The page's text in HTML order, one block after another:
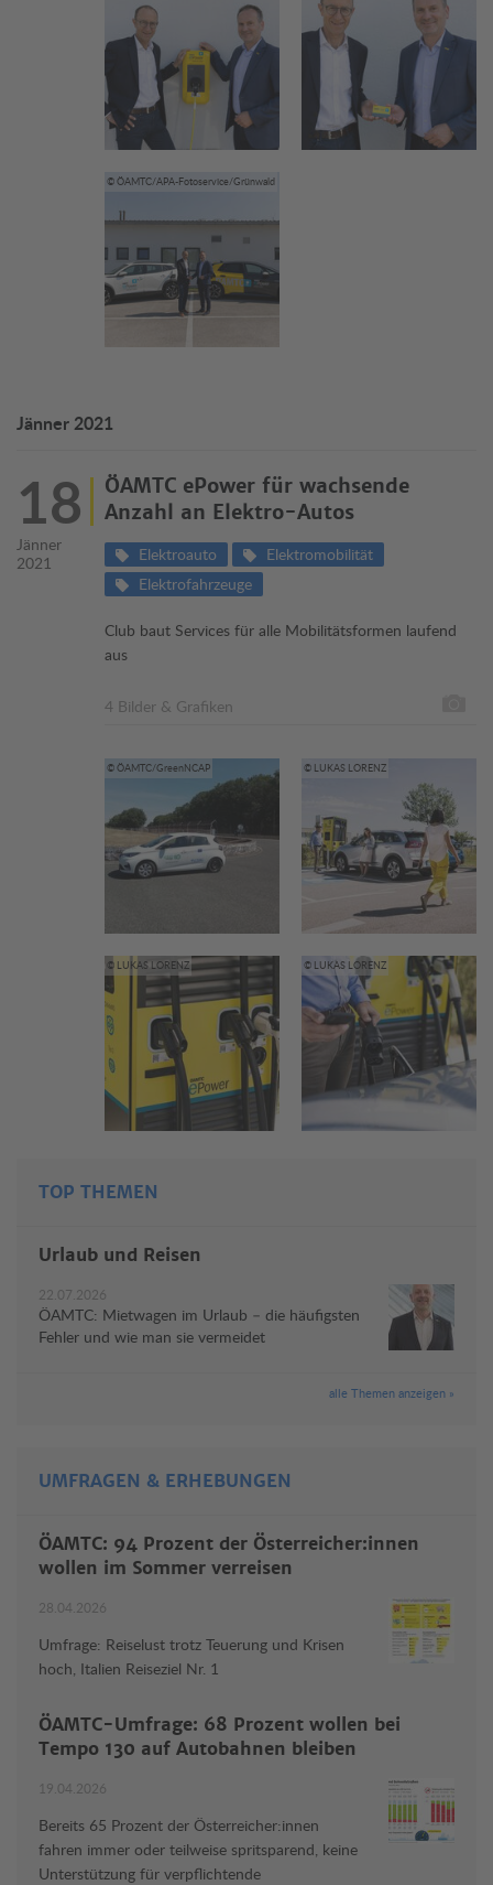
© ÖAMTC/APA-Fotoservice/Grünwald
Jänner 2021
18
Jänner
2021
ÖAMTC ePower für wachsende
Anzahl an Elektro-Autos
Elektroauto
Elektromobilität
Elektrofahrzeuge
Club baut Services für alle Mobilitätsformen laufend
aus
4 Bilder & Grafiken
© ÖAMTC/GreenNCAP © LUKAS LORENZ
© LUKAS LORENZ © LUKAS LORENZ
TOP THEMEN
Urlaub und Reisen
22.07.2026
ÖAMTC: Mietwagen im Urlaub – die häufigsten
Fehler und wie man sie vermeidet
alle Themen anzeigen »
UMFRAGEN & ERHEBUNGEN
ÖAMTC: 94 Prozent der Österreicher:innen
wollen im Sommer verreisen
28.04.2026
Umfrage: Reiselust trotz Teuerung und Krisen
hoch, Italien Reiseziel Nr. 1
ÖAMTC-Umfrage: 68 Prozent wollen bei
Tempo 130 auf Autobahnen bleiben
19.04.2026
Bereits 65 Prozent der Österreicher:innen
fahren immer oder teilweise spritsparend, keine
Unterstützung für verpflichtende